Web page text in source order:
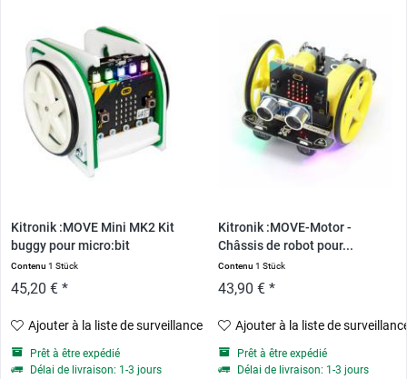
Kitronik :MOVE Mini MK2 Kit
buggy pour micro:bit
Contenu1 Stück
45,20 € *
Ajouter à la liste de surveillance
Prêt à être expédié
Délai de livraison: 1-3 jours
Kitronik :MOVE-Motor -
Châssis de robot pour...
Contenu 1 Stück
43,90 € *
Ajouter à la liste de
Prêt à être expédié
Délai de livraison: 1-3 jours